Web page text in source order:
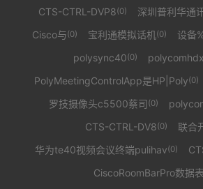
CTS-CTRL-DVP8(0) 深圳普利华通
Cisco与(0) 宝利通模拟话机(0) 设备
polysync40(0)
PolyMeetingControlApp是HP|Poly(0)
罗技摄像头c5500蔡司(0)
CTS-CTRL-DV8(0) 联合
华为te40视频会议终端pulihav(0)
CiscoRoomBarPro数据